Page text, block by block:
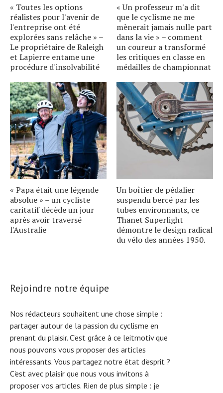
« Toutes les options
réalistes pour l'avenir de
l'entreprise ont été
explorées sans relâche » –
Le propriétaire de Raleigh
et Lapierre entame une
procédure d'insolvabilité
« Un professeur m'a dit
que le cyclisme ne me
mènerait jamais nulle part
dans la vie » – comment
un coureur a transformé
les critiques en classe en
médailles de championnat
« Papa était une légende
absolue » – un cycliste
caritatif décède un jour
après avoir traversé
l'Australie
Un boîtier de pédalier
suspendu bercé par les
tubes environnants, ce
Thanet Superlight
démontre le design radical
du vélo des années 1950.
Rejoindre notre équipe
Nos rédacteurs souhaitent une chose simple :
partager autour de la passion du cyclisme en
prenant du plaisir. C'est grâce à ce leitmotiv que
nous pouvons vous proposer des articles
intéressants. Vous partagez notre état d'esprit ?
C'est avec plaisir que nous vous invitons à
proposer vos articles. Rien de plus simple : je